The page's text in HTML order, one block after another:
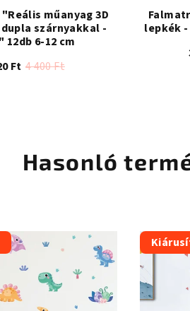
műanyag 3D
szárnyakkal -
12db 6-12 cm
Ft 4 400 Ft
5-
lepkék -
Hasonló